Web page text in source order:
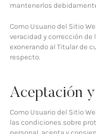
mantenerlos
Como Usuario del Sitio
veracidad y corrección
exonerando al Titular de
respecto.
Aceptación
Como Usuario del Sitio
las condiciones sobre